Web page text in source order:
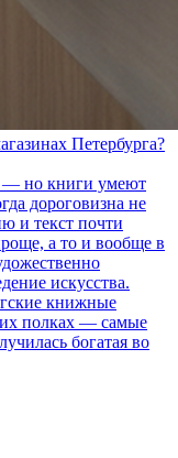
Петербурга?
— но книги умеют
дороговизна не
и текст почти
а то и вообще в
искусства.
книжные
их полках — самые
богатая во